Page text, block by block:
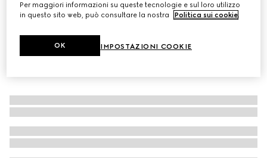
Per maggiori informazioni su queste tecnologie e sul loro utilizzo
in questo sito web, può consultare la nostra
Politica sui cookie.
IMPOSTAZIONI COOKIE
OK